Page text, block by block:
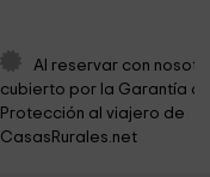
5,3 km
Al reservar con
cubierto por la Garantía
Protección al viajero de
CasasRurales.net